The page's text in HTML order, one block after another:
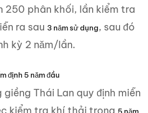
250 phân khối, lần kiểm tra
ra sau 3 năm sử dụng, sau đó
kỳ 2 năm/lần.
định 5 năm đầu
Thái Lan quy định miễn
kiểm tra khí thải trong 5 năm